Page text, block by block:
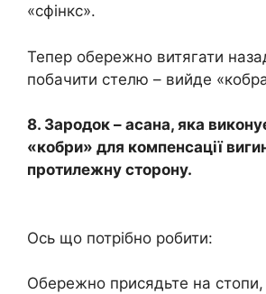
«сфінкс».
Тепер обережно витягати
побачити стелю – вийде
8. Зародок – асана, яка
«кобри» для компенсації
протилежну сторону.
Ось що потрібно робити:
Обережно присядьте на